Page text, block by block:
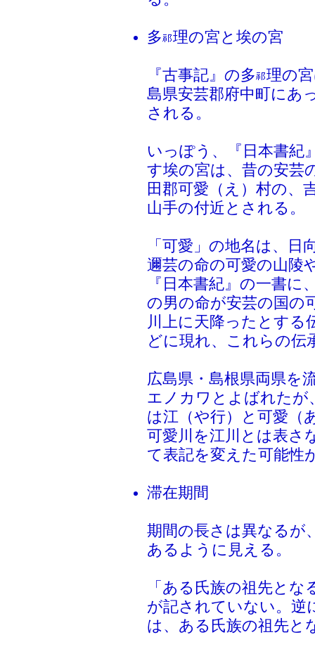
多 理の宮と埃の宮
『古事記』の多
理の
島県安芸郡府中町にあ
される。
いっぽう、『日本書紀
す埃の宮は、昔の安芸
田郡可愛（え）村の、
山手の付近とされる。
「可愛」の地名は、日
邇芸の命の可愛の山陵
『日本書紀』の一書に
の男の命が安芸の国の
川上に天降ったとする
どに現れ、これらの伝
広島県・島根県両県を
エノカワとよばれたが
は江（や行）と可愛（
可愛川を江川とは表さ
て表記を変えた可能性
滞在期間
期間の長さは異なるが
あるように見える。
「ある氏族の祖先と
が記されていない。逆
は、ある氏族の祖先と